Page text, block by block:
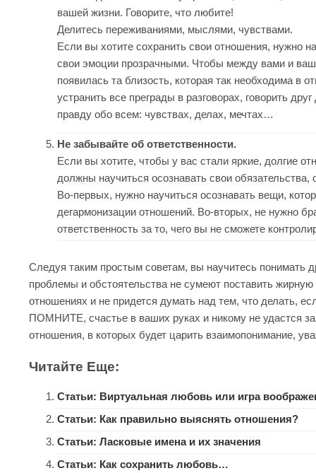
вашей жизни. Говорите, что любите!
Делитесь переживаниями, мыслями, чувствами.
Если вы хотите сохранить свои отношения, нужно
свои эмоции прозрачными. Чтобы между вами и
появилась та близость, которая так необходима в
устранить все преграды в разговорах, говорить друг
правду обо всем: чувствах, делах, мечтах…
Не забывайте об ответственности.
Если вы хотите, чтобы у вас стали яркие, долгие
должны научиться осознавать свои обязательства,
Во-первых, нужно научиться осознавать вещи,
дегармонизации отношений. Во-вторых, не нужно
ответственность за то, чего вы не сможете
Следуя таким простым советам, вы научитесь понимать
проблемы и обстоятельства не сумеют поставить
отношениях и не придется думать над тем, что делать,
ПОМНИТЕ, счастье в ваших руках и никому не удастся за
отношения, в которых будет царить взаимопонимание,
Читайте Еще:
Статьи: Виртуальная любовь или игра
Статьи: Как правильно выяснять отношения?
Статьи: Ласковые имена и их значения
Статьи: Как сохранить любовь…